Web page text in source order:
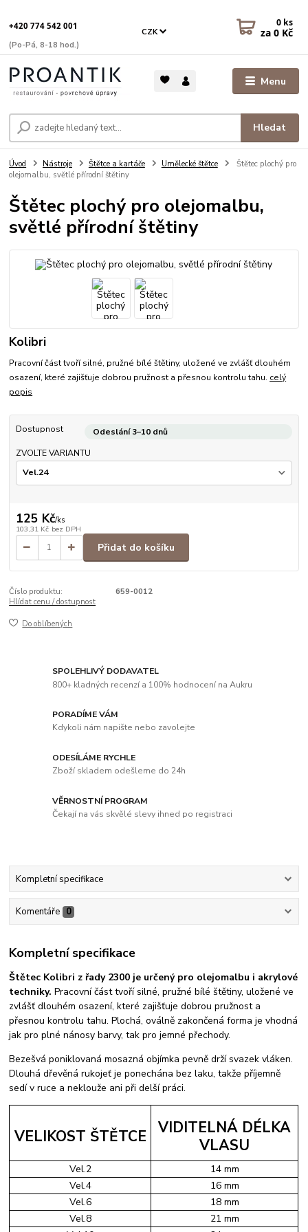
Menu
CZK
Hledat
+420 774 542 001
(Po-Pá, 8-18 hod.)
0 ks
za 0 Kč
Úvod Nástroje Štětce a kartáče Umělecké štětce
Štětec plochý pro
olejomalbu, světlé přírodní štětiny
Štětec plochý pro olejomalbu,
světlé přírodní štětiny
Kolibri
Pracovní část tvoří silné, pružné bílé štětiny, uložené ve zvlášť dlouhém
osazení, které zajišťuje dobrou pružnost a přesnou kontrolu tahu. celý
popis
Dostupnost
Odeslání 3–10 dnů
ZVOLTE VARIANTU
125 Kč/ks
103,31 Kč bez DPH
Přidat do košíku
Číslo produktu:
659-0012
Hlídat cenu / dostupnost
Do oblíbených
SPOLEHLIVÝ DODAVATEL
800+ kladných recenzí a 100% hodnocení na Aukru
PORADÍME VÁM
Kdykoli nám napište nebo zavolejte
ODESÍLÁME RYCHLE
Zboží skladem odešleme do 24h
VĚRNOSTNÍ PROGRAM
Čekají na vás skvělé slevy ihned po registraci
Kompletní specifikace
Komentáře 0
Kompletní specifikace
Štětec Kolibri z řady 2300 je určený pro olejomalbu i akrylové
techniky.Pracovní část tvoří silné, pružné bílé štětiny, uložené ve
zvlášť dlouhém osazení, které zajišťuje dobrou pružnost a
přesnou kontrolu tahu. Plochá, oválně zakončená forma je vhodná
jak pro plné nánosy barvy, tak pro jemné přechody.
Bezešvá poniklovaná mosazná objímka pevně drží svazek vláken.
Dlouhá dřevěná rukojeť je ponechána bez laku, takže příjemně
sedí v ruce a neklouže ani při delší práci.
VELIKOST ŠTĚTCE
VIDITELNÁ DÉLKA
VLASU
Vel.2
14 mm
Vel.4
16 mm
Vel.6
18 mm
Vel.8
21 mm